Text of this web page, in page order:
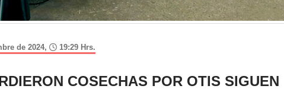
de 2024, 19:29 Hrs.
COSECHAS POR OTIS SIGUEN